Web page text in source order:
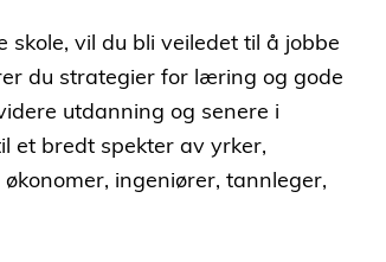
vil du bli veiledet til å jobbe
du strategier for læring og gode
utdanning og senere i
et bredt spekter av yrker,
ingeniører, tannleger,